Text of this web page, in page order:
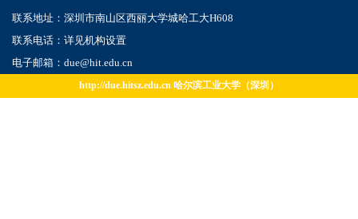
联系地址：深圳市南山区西丽大学城哈工大H608
联系电话：详见机构设置
电子邮箱：due@hit.edu.cn
http://due.hitsz.edu.cn 哈尔滨工业大学（深圳）